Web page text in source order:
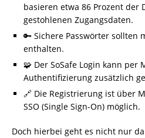
basieren etwa 86 Prozent der
gestohlenen Zugangsdaten.
🔑 Sichere Passwörter sollten
enthalten.
🧩 Der SoSafe Login kann per
Authentifizierung zusätzlich
🔗 Die Registrierung ist über
SSO (Single Sign-On) möglich.
Doch hierbei geht es nicht nur